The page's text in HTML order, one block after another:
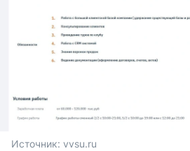
Источник: vvsu.ru